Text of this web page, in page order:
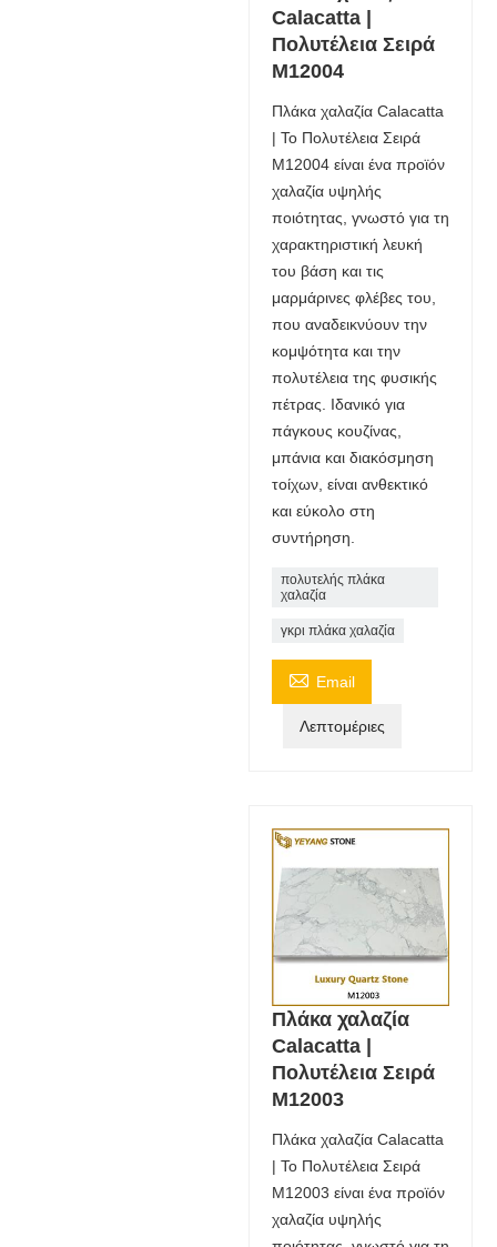
Calacatta |
Πολυτέλεια Σειρά
M12004
Πλάκα χαλαζία Calacatta
| Το Πολυτέλεια Σειρά
M12004 είναι ένα προϊόν
χαλαζία υψηλής
ποιότητας, γνωστό για τη
χαρακτηριστική λευκή
του βάση και τις
μαρμάρινες φλέβες του,
που αναδεικνύουν την
κομψότητα και την
πολυτέλεια της φυσικής
πέτρας. Ιδανικό για
πάγκους κουζίνας,
μπάνια και διακόσμηση
τοίχων, είναι ανθεκτικό
και εύκολο στη
συντήρηση.
πολυτελής πλάκα
χαλαζία
γκρι πλάκα χαλαζία
 Email
Λεπτομέριες
Πλάκα χαλαζία
Calacatta |
Πολυτέλεια Σειρά
M12003
Πλάκα χαλαζία Calacatta
| Το Πολυτέλεια Σειρά
M12003 είναι ένα προϊόν
χαλαζία υψηλής